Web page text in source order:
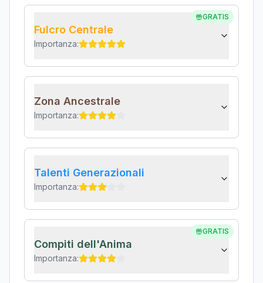
GRATIS
Fulcro Centrale
Importanza:
Zona Ancestrale
Importanza:
Talenti Generazionali
Importanza:
GRATIS
Compiti dell'Anima
Importanza: